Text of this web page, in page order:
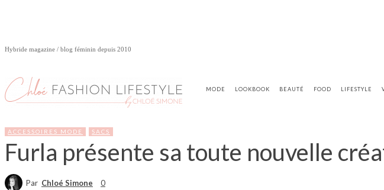
Hybride magazine / blog féminin depuis 2010
MODE LOOKBOOK BEAUTÉ FOOD LIFESTYLE
ACCESSOIRES MODE SACS
Furla présente sa toute nouvelle
Par Chloé Simone 0